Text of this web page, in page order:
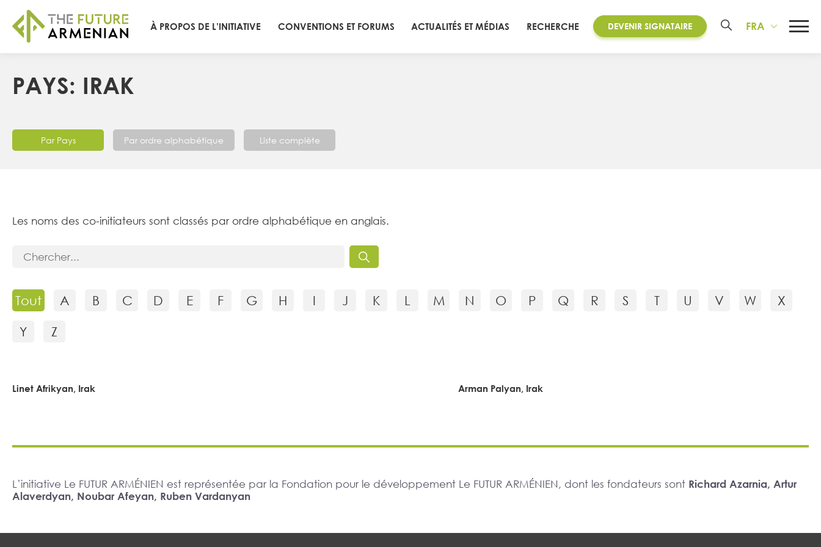
À PROPOS DE L’INITIATIVE CONVENTIONS ET FORUMS ACTUALITÉS ET MÉDIAS RECHERCHE DEVENIR SIGNATAIRE FRA
PAYS: IRAK
Par Pays Par ordre alphabétique Liste complète
Les noms des co-initiateurs sont classés par ordre alphabétique en anglais.
Tout A B C D E F G H I J K L M N O P Q R S T U V W
X
Y
Z
Linet Afrikyan, Irak Arman Palyan, Irak
L’initiative Le FUTUR ARMÉNIEN est représentée par la Fondation pour le développement Le FUTUR ARMÉNIEN, dont les fondateurs sont Richard Azarnia, Artur
Alaverdyan, Noubar Afeyan, Ruben Vardanyan